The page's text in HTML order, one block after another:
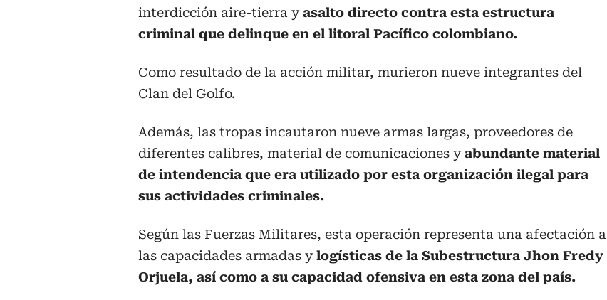
interdicción aire-tierra yasalto directo contra esta estructura
criminal que delinque en el litoral Pacífico colombiano.
Como resultado de la acción militar, murieron nueve integrantes del
Clan del Golfo.
Además, las tropas incautaron nueve armas largas, proveedores de
diferentes calibres, material de comunicaciones yabundante material
de intendencia que era utilizado por esta organización ilegal para
sus actividades criminales.
Según las Fuerzas Militares, esta operación representa una afectación a
las capacidades armadas ylogísticas de la Subestructura Jhon Fredy
Orjuela, así como a su capacidad ofensiva en esta zona del país.